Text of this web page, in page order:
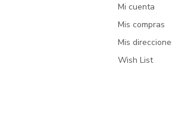
Mi cuenta
Mis compras
Mis
Wish List